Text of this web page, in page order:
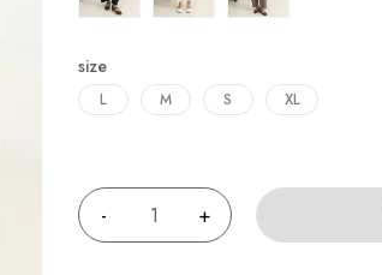
size
L M S XL